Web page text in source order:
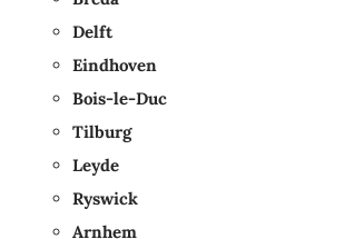
Delft
Eindhoven
Bois-le-Duc
Tilburg
Leyde
Ryswick
Arnhem